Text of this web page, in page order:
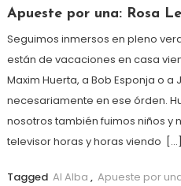
Apueste por una: Rosa
Seguimos inmersos en pleno
están de vacaciones en casa
Maxim Huerta, a Bob Esponja o a
necesariamente en ese órden.
nosotros también fuimos niños
televisor horas y horas viendo […]
Tagged Al Alba , Apueste por